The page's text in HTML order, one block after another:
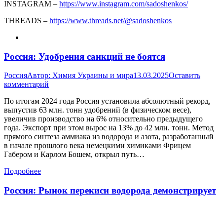
INSTAGRAM – https://www.instagram.com/sadoshenkos/
THREADS – https://www.threads.net/@sadoshenkos
Россия: Удобрения санкций не боятся
РоссияАвтор: Химия Украины и мира13.03.2025Оставить
комментарий
По итогам 2024 года Россия установила абсолютный рекорд,
выпустив 63 млн. тонн удобрений (в физическом весе),
увеличив производство на 6% относительно предыдущего
года. Экспорт при этом вырос на 13% до 42 млн. тонн. Метод
прямого синтеза аммиака из водорода и азота, разработанный
в начале прошлого века немецкими химиками Фрицем
Габером и Карлом Бошем, открыл путь…
Подробнее
Россия: Рынок перекиси водорода демонстрирует